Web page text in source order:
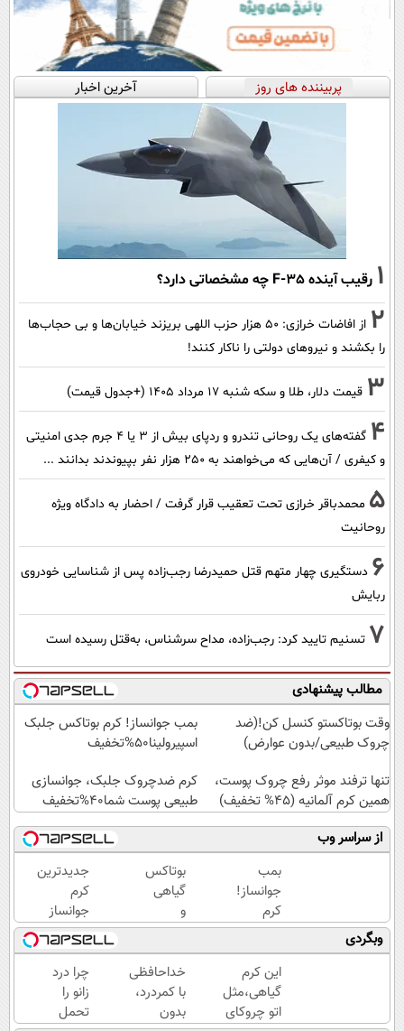
پربیننده های روز آخرین اخبار
1 رقیب آینده F-35 چه مشخصاتی دارد؟
2
از افاضات خرازی: ۵۰ هزار حزب اللهی بریزند خیابان‌ها و بی حجاب‌ها
را بکشند و نیرو‌های دولتی را ناکار کنند!
3 قیمت دلار، طلا و سکه شنبه ۱۷ مرداد ۱۴۰۵ (+جدول قیمت)
4
گفته‌های یک روحانی تندرو و ردپای بیش از ۳ یا ۴ جرم جدی امنیتی
و کیفری / آن‌هایی که می‌خواهند به ۲۵۰ هزار نفر بپیوندند بدانند ...
5 محمدباقر خرازی تحت تعقیب قرار گرفت / احضار به دادگاه ویژه
روحانیت
6 دستگیری چهار متهم قتل حمیدرضا رجب‌زاده پس از شناسایی خودروی
ربایش
7 تسنیم تایید کرد: رجب‌زاده، مداح سرشناس، به‌قتل رسیده است
مطالب پیشنهادی
وقت بوتاکستو کنسل کن!(ضد
چروک طبیعی/بدون عوارض)
بمب جوانساز! کرم بوتاکس جلبک
اسپیرولینا50%تخفیف
تنها ترفند موثر رفع چروک پوست،
همین کرم آلمانیه (45% تخفیف)
کرم ضدچروک جلبک، جوانسازی
طبیعی پوست شما40%تخفیف
از سراسر وب
بمب
جوانساز!
کرم
بوتاکس
جلبک
اسپیرولینا50%تخفیف
بوتاکس
گیاهی
و
خانگی
رسید!
جدیدترین
کرم
جوانساز
حاوی
جلبک
اسپیرولینا!
( لینک
خرید با
وبگردی
این کرم
گیاهی،مثل
اتو چروکای
خداحافظی
با کمردرد،
بدون
چرا درد
زانو را
تحمل